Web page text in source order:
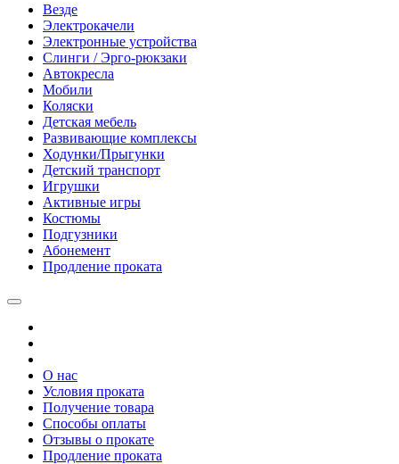
Везде
Электрокачели
Электронные устройства
Слинги / Эрго-рюкзаки
Автокресла
Мобили
Коляски
Детская мебель
Развивающие комплексы
Ходунки/Прыгунки
Детский транспорт
Игрушки
Активные игры
Костюмы
Подгузники
Абонемент
Продление проката
О нас
Условия проката
Получение товара
Способы оплаты
Отзывы о прокате
Продление проката